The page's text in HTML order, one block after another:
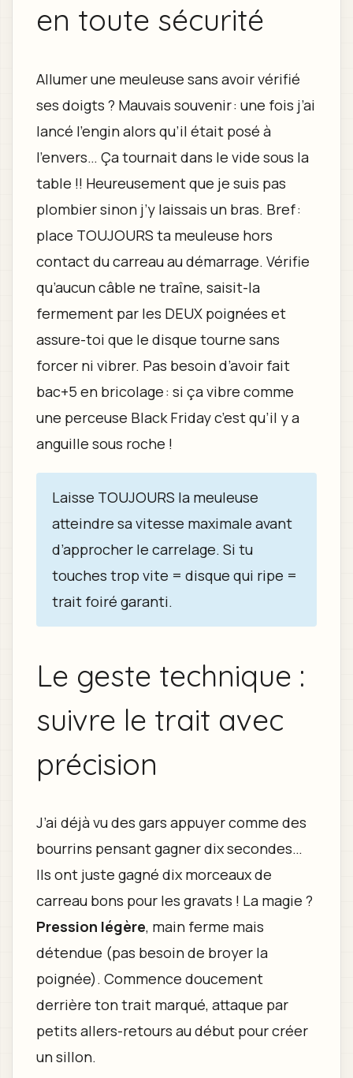
en toute sécurité
Allumer une meuleuse sans avoir vérifié
ses doigts ? Mauvais souvenir : une fois j’ai
lancé l’engin alors qu’il était posé à
l’envers… Ça tournait dans le vide sous la
table !! Heureusement que je suis pas
plombier sinon j’y laissais un bras. Bref :
place TOUJOURS ta meuleuse hors
contact du carreau au démarrage. Vérifie
qu’aucun câble ne traîne, saisit-la
fermement par les DEUX poignées et
assure-toi que le disque tourne sans
forcer ni vibrer. Pas besoin d’avoir fait
bac+5 en bricolage : si ça vibre comme
une perceuse Black Friday c’est qu’il y a
anguille sous roche !
Laisse TOUJOURS la meuleuse
atteindre sa vitesse maximale avant
d’approcher le carrelage. Si tu
touches trop vite = disque qui ripe =
trait foiré garanti.
Le geste technique :
suivre le trait avec
précision
J’ai déjà vu des gars appuyer comme des
bourrins pensant gagner dix secondes…
Ils ont juste gagné dix morceaux de
carreau bons pour les gravats ! La magie ?
Pression légère, main ferme mais
détendue (pas besoin de broyer la
poignée). Commence doucement
derrière ton trait marqué, attaque par
petits allers-retours au début pour créer
un sillon.